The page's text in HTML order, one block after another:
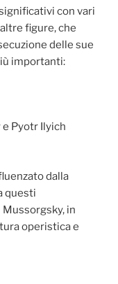
con vari
figure, che
delle sue
importanti:
Pyotr Ilyich
dalla
questi
in
operistica e